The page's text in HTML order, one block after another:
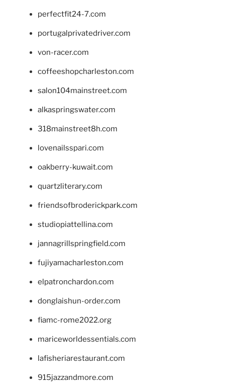
perfectfit24-7.com
portugalprivatedriver.com
von-racer.com
coffeeshopcharleston.com
salon104mainstreet.com
alkaspringswater.com
318mainstreet8h.com
lovenailsspari.com
oakberry-kuwait.com
quartzliterary.com
friendsofbroderickpark.com
studiopiattellina.com
jannagrillspringfield.com
fujiyamacharleston.com
elpatronchardon.com
donglaishun-order.com
fiamc-rome2022.org
mariceworldessentials.com
lafisheriarestaurant.com
915jazzandmore.com